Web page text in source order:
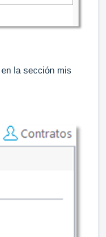
la sección mis